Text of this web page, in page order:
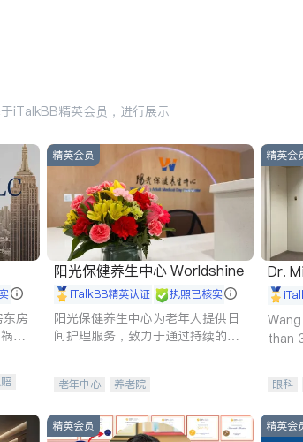
iTalkBB精英会员，进行展示
房
重
保释
精英会员
阳光保健养生中心 Worldshine
iTalkBB精英认证 执照已核实
阳光保健养生中心为老年人提供日
间护理服务，致力于通过持续的护
老年中心 养老院
精英会
Dr.
than
眼科
精英会员 精英会